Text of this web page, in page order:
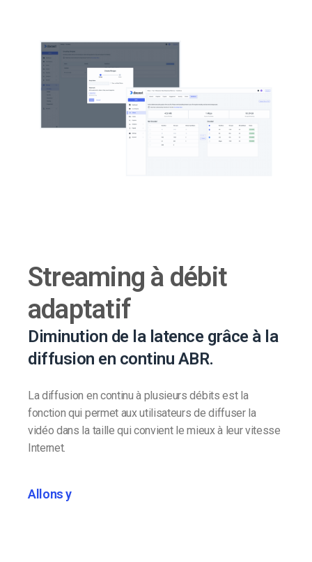
Streaming à débit
adaptatif
Diminution de la latence grâce à la
diffusion en continu ABR.
La diffusion en continu à plusieurs débits est la
fonction qui permet aux utilisateurs de diffuser la
vidéo dans la taille qui convient le mieux à leur vitesse
Internet.
Allons y